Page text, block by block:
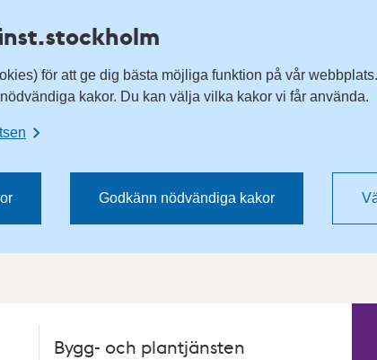
för att ge dig bästa möjliga funktion på vår
kakor. Du kan välja vilka kakor vi får använda.
Godkänn nödvändiga kakor
Bygg- och plantjänsten